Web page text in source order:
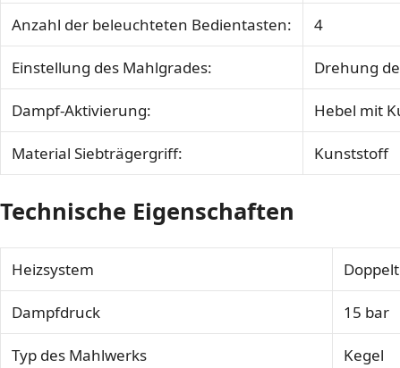
Anzahl der beleuchteten Bedientasten: 4
Einstellung des Mahlgrades: Drehung
Dampf-Aktivierung: Hebel mit
Material Siebträgergriff: Kunststoff
Technische Eigenschaften
Heizsystem
Dampfdruck 15 bar
Typ des Mahlwerks Kegel